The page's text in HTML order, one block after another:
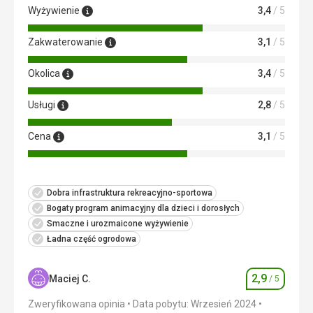
Ta recenzja została automatycznie przetłumaczona za
pomocą Google Translate
Wyżywienie
3,4/ 5
Zakwaterowanie 3,1 / 5
Okolica 3,4/ 5
Usługi 2,8/ 5
Cena 3,1 / 5
Dobra infrastruktura rekreacyjno-sportowa
Bogaty program animacyjny dla dzieci i dorosłych
Smaczne i urozmaicone wyżywienie
Ładna część ogrodowa
Maciej C. Ocena
2,9 / 5
Zweryfikowana opinia
Data pobytu: Wrzesień 2024